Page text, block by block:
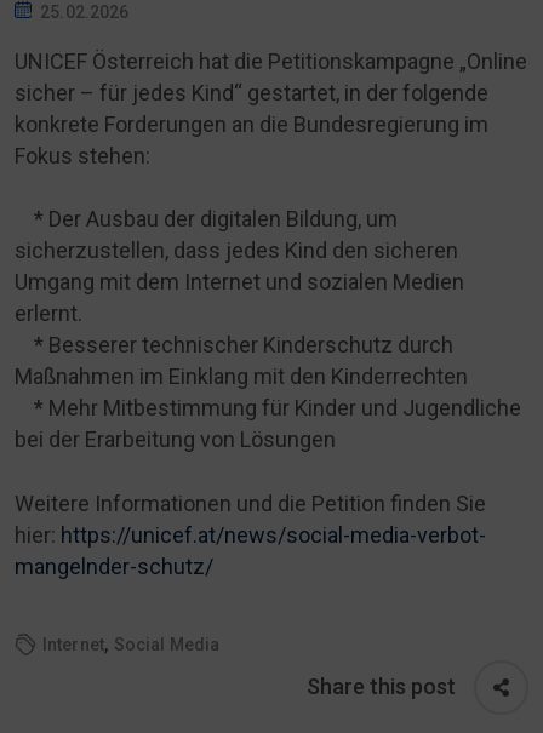
25.02.2026
UNICEF Österreich hat die Petitionskampagne „Online
sicher – für jedes Kind“ gestartet, in der folgende
konkrete Forderungen an die Bundesregierung im
Fokus stehen:
* Der Ausbau der digitalen Bildung, um
sicherzustellen, dass jedes Kind den sicheren
Umgang mit dem Internet und sozialen Medien
erlernt.
* Besserer technischer Kinderschutz durch
Maßnahmen im Einklang mit den Kinderrechten
* Mehr Mitbestimmung für Kinder und Jugendliche
bei der Erarbeitung von Lösungen
Weitere Informationen und die Petition finden Sie
hier: https://unicef.at/news/social-media-verbot-
mangelnder-schutz/
Internet, Social Media
Share this post